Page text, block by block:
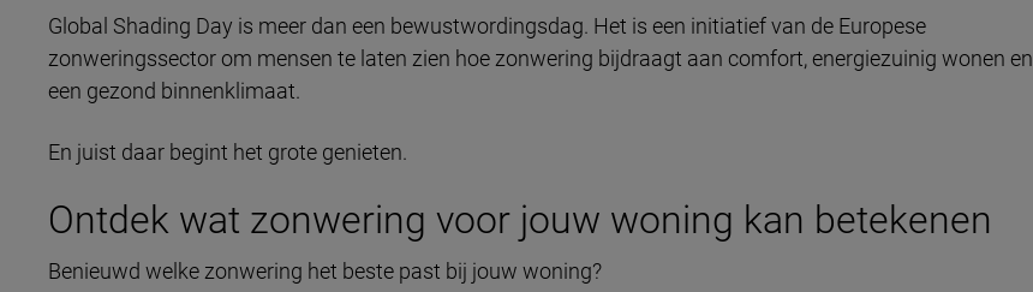
Global Shading Day is meer dan een bewustwordingsdag. Het is een initiatief van de Europese
zonweringssector om mensen te laten zien hoe zonwering bijdraagt aan comfort, energiezuinig wonen en
een gezond binnenklimaat.
En juist daar begint het grote genieten.
Ontdek wat zonwering voor jouw woning kan betekenen
Benieuwd welke zonwering het beste past bij jouw woning?